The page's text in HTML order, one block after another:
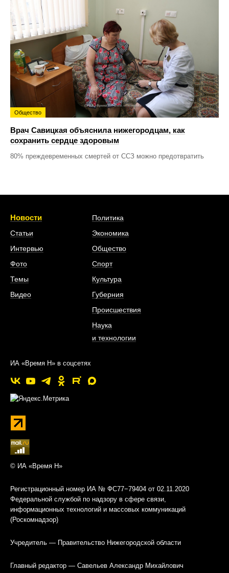
Общество
Врач Савицкая объяснила нижегородцам, как
сохранить сердце здоровым
80% преждевременных смертей от ССЗ можно предотвратить
Новости
Статьи
Интервью
Фото
Темы
Видео
Политика
Экономика
Общество
Спорт
Культура
Губерния
Происшествия
Наука
и технологии
ИА «Время Н» в соцсетях
© ИА «Время Н»
Регистрационный номер ИА № ФС77−79404 от 02.11.2020
Федеральной службой по надзору в сфере связи,
информационных технологий и массовых коммуникаций
(Роскомнадзор)
Учредитель — Правительство Нижегородской области
Главный редактор — Савельев Александр Михайлович